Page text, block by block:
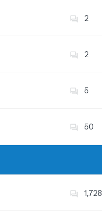
2
2
5
50
1,728